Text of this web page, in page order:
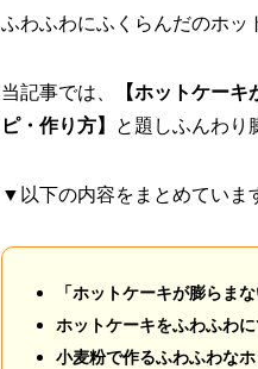
ふわふわにふくらんだのホッ
当記事では、
【ホットケー
ピ・作り方】 と題しふんわり
▼以下の内容をまとめていま
「ホットケーキが膨らま
ホットケーキをふわふわ
小麦粉で作るふわふわな